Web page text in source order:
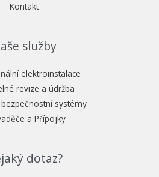
Kontakt
služby
elektroinstalace
revize a údržba
systémy
a Přípojky
dotaz?